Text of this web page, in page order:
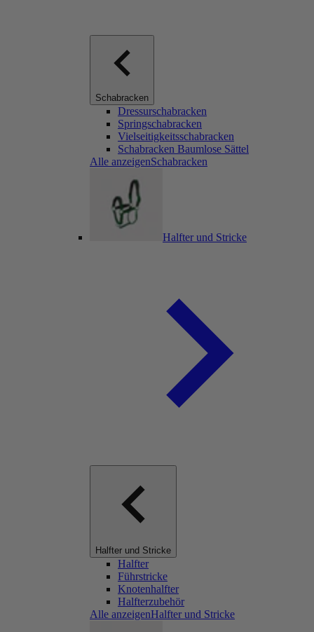
Schabracken
Dressurschabracken
Springschabracken
Vielseitigkeitsschabracken
Schabracken Baumlose Sättel
Alle anzeigenSchabracken
Halfter und Stricke
Halfter und Stricke
Halfter
Führstricke
Knotenhalfter
Halfterzubehör
Alle anzeigenHalfter und Stricke